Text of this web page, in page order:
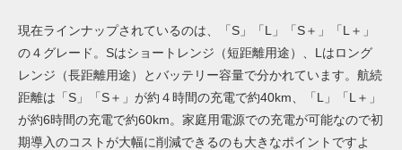
現在ラインナップされているのは、「S」「L」「S＋」「L＋」
の４グレード。Sはショートレンジ（短距離用途）、Lはロング
レンジ（長距離用途）とバッテリー容量で分かれています。航続
距離は「S」「S＋」が約４時間の充電で約40km、「L」「L＋」
が約6時間の充電で約60km。家庭用電源での充電が可能なので初
期導入のコストが大幅に削減できるのも大きなポイントですよ